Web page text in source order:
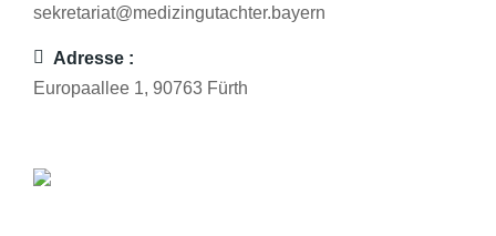
sekretariat@medizingutachter.bayern
Adresse :
Europaallee 1, 90763 Fürth